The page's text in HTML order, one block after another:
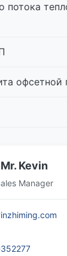
потока
офсетной
Mr. Kevin
Manager